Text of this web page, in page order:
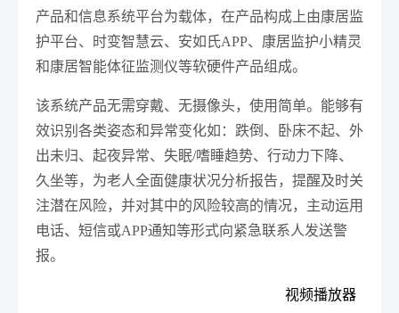
产品和信息系统平台为载体，在产品构成上由康居监
护平台、时变智慧云、安如氏APP、康居监护小精灵
和康居智能体征监测仪等软硬件产品组成。
该系统产品无需穿戴、无摄像头， 使用简单。 能够有
效识别各类姿态和异常变化如：跌倒、卧床不起、外
出未归、起夜异常、失眠/嗜睡趋势、行动力下降、
久坐等，为老人全面健康状况分析报告，提醒及时关
注潜在风险，并对其中的风险较高的情况，主动运用
电话、短信或APP通知等形式向紧急联系人发送警
报。
视频播放器